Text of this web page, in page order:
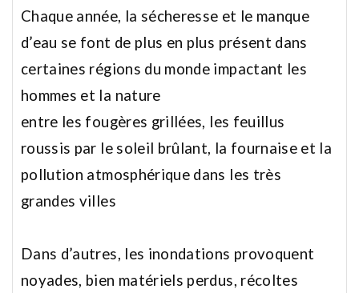
Chaque année, la sécheresse et le manque
d’eau se font de plus en plus présent dans
certaines régions du monde impactant les
hommes et la nature
entre les fougères grillées, les feuillus
roussis par le soleil brûlant, la fournaise et la
pollution atmosphérique dans les très
grandes villes
Dans d’autres, les inondations provoquent
noyades, bien matériels perdus, récoltes